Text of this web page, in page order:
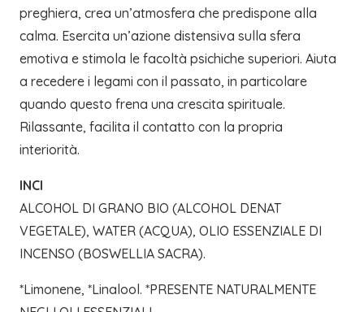
preghiera, crea un’atmosfera che predispone alla
calma. Esercita un’azione distensiva sulla sfera
emotiva e stimola le facoltà psichiche superiori. Aiuta
a recedere i legami con il passato, in particolare
quando questo frena una crescita spirituale.
Rilassante, facilita il contatto con la propria
interiorità.
INCI
ALCOHOL DI GRANO BIO (ALCOHOL DENAT
VEGETALE), WATER (ACQUA), OLIO ESSENZIALE DI
INCENSO (BOSWELLIA SACRA).
*Limonene, *Linalool. *PRESENTE NATURALMENTE